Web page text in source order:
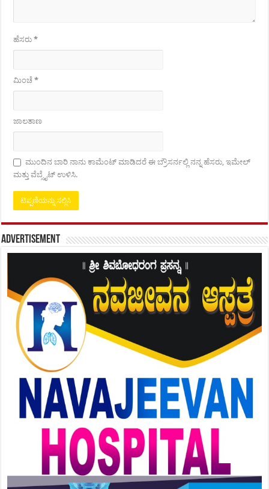
ಹೆಸರು*
ಮಿಂಚೆ*
ಜಾಲತಾಣ
ಮುಂದಿನ ಬಾರಿ ನಾನು ಕಾಮೆಂಟ್ ಮಾಡಿದರೆ ಈ ಬ್ರೌಸರ್ನಲ್ಲಿ ನನ್ನ ಹೆಸರು, ಇಮೇಲ್
ಮತ್ತು ವೆಬ್ಸೈಟ್ ಉಳಿಸಿ.
Advertisement